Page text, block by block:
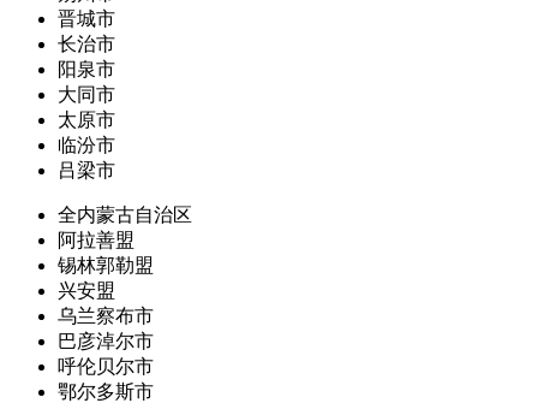
晋城市
长治市
阳泉市
大同市
太原市
临汾市
吕梁市
全内蒙古自治区
阿拉善盟
锡林郭勒盟
兴安盟
乌兰察布市
巴彦淖尔市
呼伦贝尔市
鄂尔多斯市